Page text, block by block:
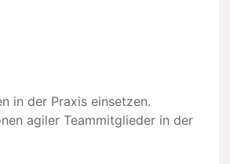
in der Praxis einsetzen.
agiler Teammitglieder in der